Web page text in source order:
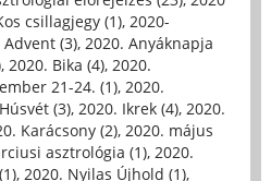
csillagjegy (1), 2020-
Advent (3), 2020. Anyáknapja
, 2020. Bika (4), 2020.
21-24. (1), 2020.
(3), 2020. Ikrek (4), 2020.
Karácsony (2), 2020. május
asztrológia (1), 2020.
, 2020. Nyilas Újhold (1),